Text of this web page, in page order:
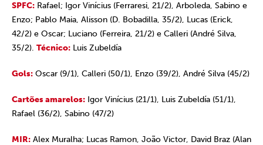
SPFC: Rafael; Igor Vinícius (Ferraresi, 21/2), Arboleda, Sabino e
Enzo; Pablo Maia, Alisson (D. Bobadilla, 35/2), Lucas (Erick,
42/2) e Oscar; Luciano (Ferreira, 21/2) e Calleri (André Silva,
35/2). Técnico: Luis Zubeldía
Gols: Oscar (9/1), Calleri (50/1), Enzo (39/2), André Silva (45/2)
Cartões amarelos: Igor Vinícius (21/1), Luis Zubeldía (51/1),
Rafael (36/2), Sabino (47/2)
MIR: Alex Muralha; Lucas Ramon, João Victor, David Braz (Alan